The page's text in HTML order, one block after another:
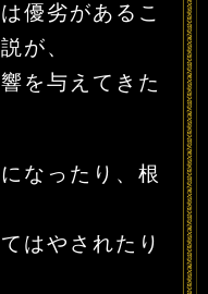
優劣があるこ
が、
を与えてきた
なったり、根
はやされたり